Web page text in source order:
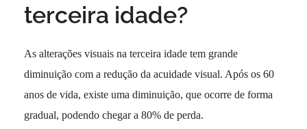
terceira idade?
As alterações visuais na terceira idade tem grande
diminuição com a redução da acuidade visual. Após os 60
anos de vida, existe uma diminuição, que ocorre de forma
gradual, podendo chegar a 80% de perda.